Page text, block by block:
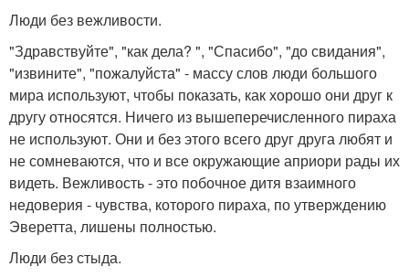
Люди без вежливости.
"Здравствуйте", "как дела? ", "Спасибо", "до свидания",
"извините", "пожалуйста" - массу слов люди большого
мира используют, чтобы показать, как хорошо они друг к
другу относятся. Ничего из вышеперечисленного пираха
не используют. Они и без этого всего друг друга любят и
не сомневаются, что и все окружающие априори рады их
видеть. Вежливость - это побочное дитя взаимного
недоверия - чувства, которого пираха, по утверждению
Эверетта, лишены полностью.
Люди без стыда.